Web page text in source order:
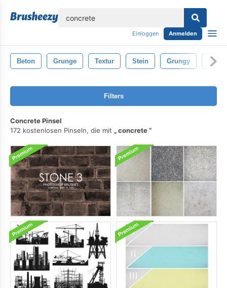
Einloggen Anmelden
Beton Grunge Textur Stein Grungy
Filters
Concrete Pinsel
172 kostenlosen Pinseln, die mit
concrete